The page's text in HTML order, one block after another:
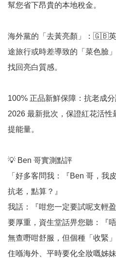
幫您省下昂貴的本地稅金。
海外黨的「去黃亮顏」：
途旅行或時差導致的「菜色臉
找回亮白質感。
100% 正品新鮮保障：抗老成
2026 最新批次，保證紅花活
提能量。
💡 Ben 哥實測點評
「好多客問我：『Ben 哥，我
抗老，點算？』
我話：『咁您一定要試呢支輕
要厚重，資生堂話畀您聽：『
無查嘢咁舒服，但個種「收緊
住喺海外、平時要化全妝嘅姊